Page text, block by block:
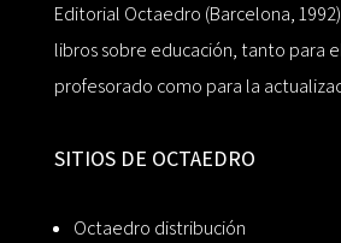
Editorial Octaedro (Barcelona,
libros sobre educación, tanto para
profesorado como para la
SITIOS DE OCTAEDRO
Octaedro distribución